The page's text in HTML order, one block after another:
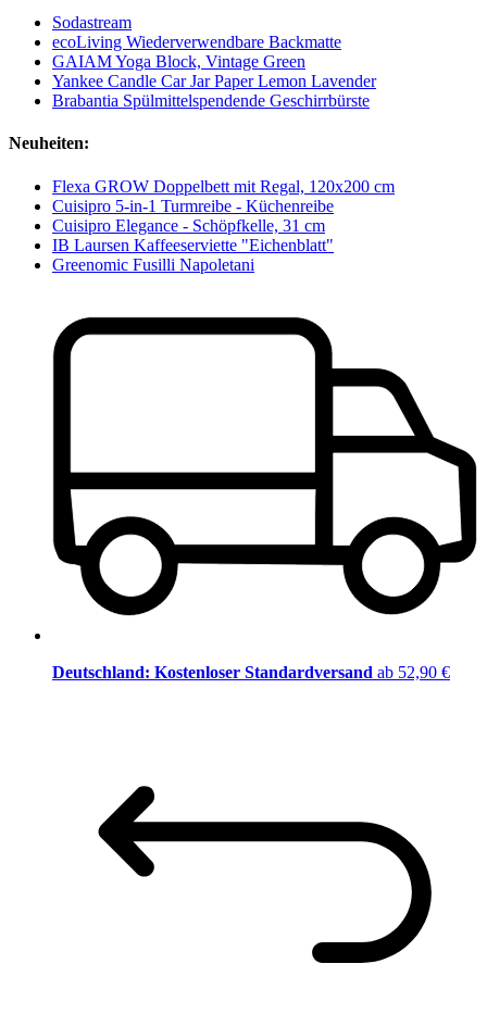
Sodastream
ecoLiving Wiederverwendbare Backmatte
GAIAM Yoga Block, Vintage Green
Yankee Candle Car Jar Paper Lemon Lavender
Brabantia Spülmittelspendende Geschirrbürste
Neuheiten:
Flexa GROW Doppelbett mit Regal, 120x200 cm
Cuisipro 5-in-1 Turmreibe - Küchenreibe
Cuisipro Elegance - Schöpfkelle, 31 cm
IB Laursen Kaffeeserviette "Eichenblatt"
Greenomic Fusilli Napoletani
Deutschland: Kostenloser Standardversand ab 52,90 €